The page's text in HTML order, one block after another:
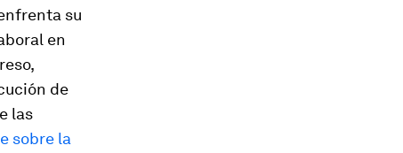
su
en
de
las
sobre la